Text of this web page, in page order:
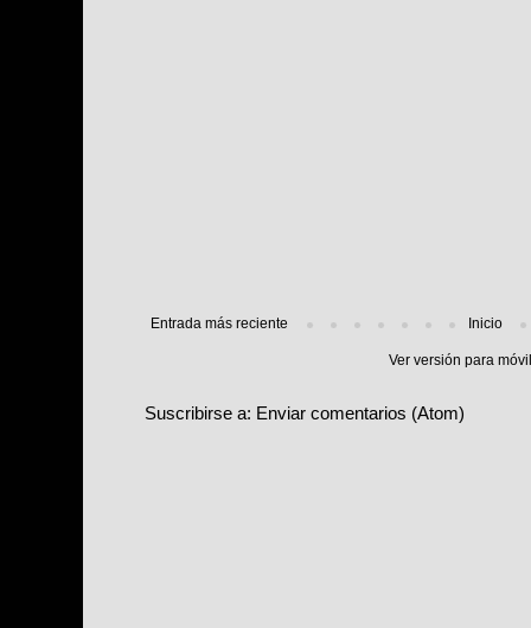
Entrada más reciente Inicio
Ver versión para
Suscribirse a: Enviar comentarios (Atom)